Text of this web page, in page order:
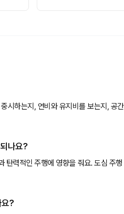
시하는지, 연비와 유지비를 보는지, 공
나요?
탄력적인 주행에 영향을 줘요. 도심 주행
요?